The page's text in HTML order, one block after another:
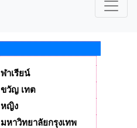
ฬาเรียน์
ขวัญ เทต
หญิง
มหาวิทยาลัยกรุงเทพ